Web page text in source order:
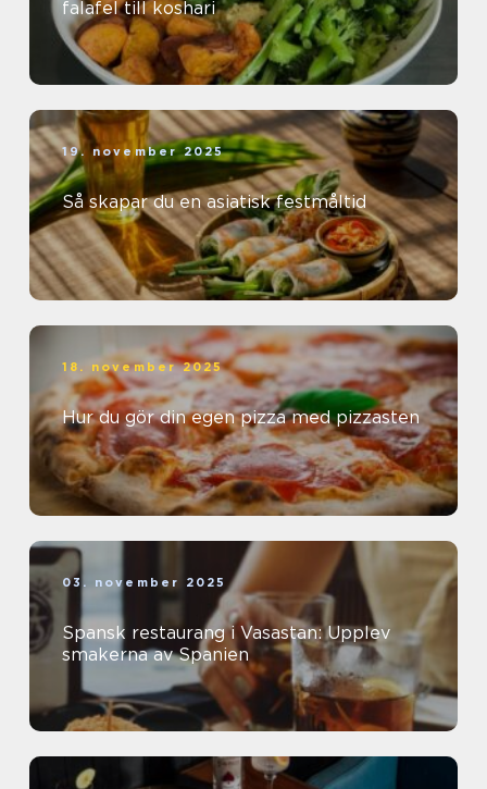
falafel till koshari
19. november 2025
Så skapar du en asiatisk festmåltid
18. november 2025
Hur du gör din egen pizza med pizzasten
03. november 2025
Spansk restaurang i Vasastan: Upplev
smakerna av Spanien